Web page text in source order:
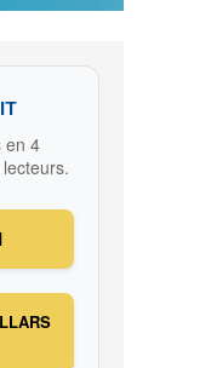
en 4